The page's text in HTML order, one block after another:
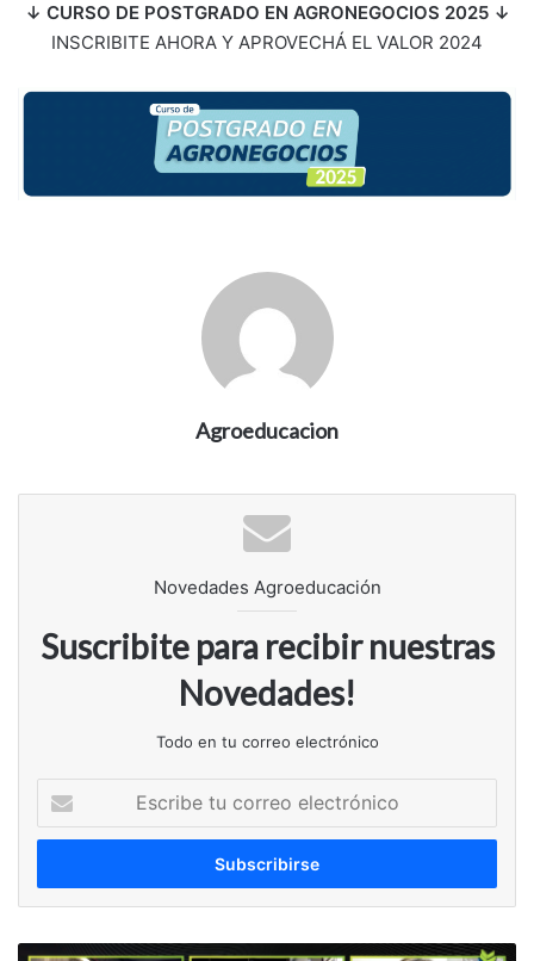
↓ CURSO DE POSTGRADO EN AGRONEGOCIOS 2025 ↓
INSCRIBITE AHORA Y APROVECHÁ EL VALOR 2024
Agroeducacion
Novedades Agroeducación
Suscribite para recibir nuestras
Novedades!
Todo en tu correo electrónico
correo
Comité